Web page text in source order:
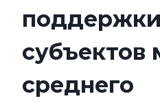
поддержки
субъектов
среднего